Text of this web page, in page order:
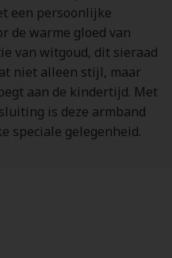
een persoonlijke
de warme gloed van
van witgoud, dit sieraad
niet alleen stijl, maar
aan de kindertijd. Met
is deze armband
speciale gelegenheid.